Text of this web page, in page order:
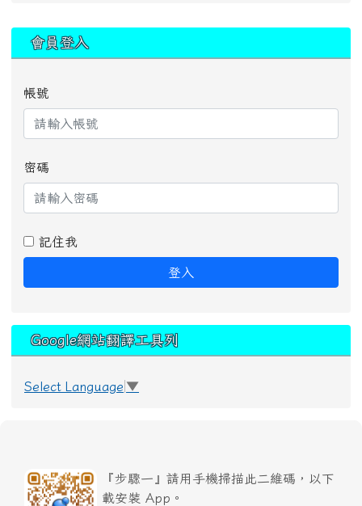
會員登入
帳號
密碼
記住我
登入
Google網站翻譯工具列
Select Language ▼
『步驟一』請用手機掃描此二維碼，以下
載安裝 App。